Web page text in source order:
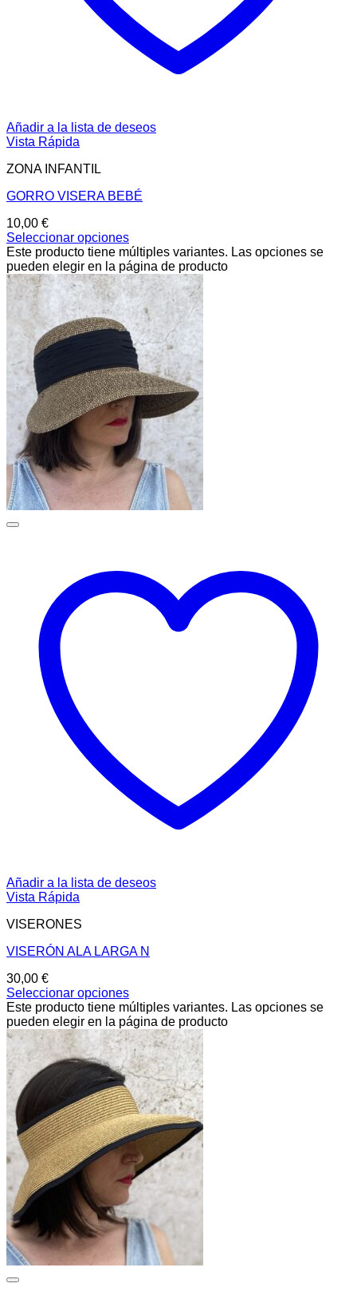
Añadir a la lista de deseos
Vista Rápida
ZONA INFANTIL
GORRO VISERA BEBÉ
10,00 €
Seleccionar opciones
Este producto tiene múltiples variantes. Las opciones se
pueden elegir en la página de producto
Añadir a la lista de deseos
Vista Rápida
VISERONES
VISERÓN ALA LARGA N
30,00 €
Seleccionar opciones
Este producto tiene múltiples variantes. Las opciones se
pueden elegir en la página de producto